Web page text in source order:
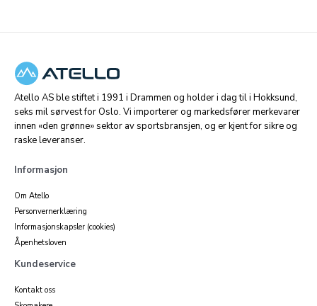
Atello AS ble stiftet i 1991 i Drammen og holder i dag til i Hokksund,
seks mil sørvest for Oslo. Vi importerer og markedsfører merkevarer
innen «den grønne» sektor av sportsbransjen, og er kjent for sikre og
raske leveranser.
Informasjon
Om Atello
Personvernerklæring
Informasjonskapsler (cookies)
Åpenhetsloven
Kundeservice
Kontakt oss